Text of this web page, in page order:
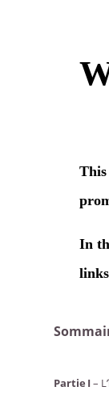
Partie I–